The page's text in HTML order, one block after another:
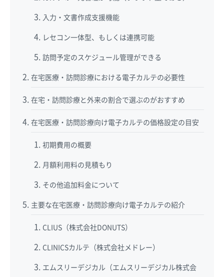
入力・文書作成支援機能
レセコン一体型、もしくは連携可能
訪問予定のスケジュール管理ができる
在宅医療・訪問診療における電子カルテの必要性
在宅・訪問診療と外来の割合で選ぶのがおすすめ
在宅医療・訪問診療向け電子カルテの価格設定の目安
初期費用の概要
月額利用料の見積もり
その他追加料金について
主要な在宅医療・訪問診療向け電子カルテの紹介
CLIUS（株式会社DONUTS）
CLINICSカルテ（株式会社メドレー）
エムスリーデジカル（エムスリーデジカル株式会